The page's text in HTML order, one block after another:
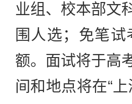
业组、校本部文
围人选；免笔
额。面试将于高
间和地点将在“